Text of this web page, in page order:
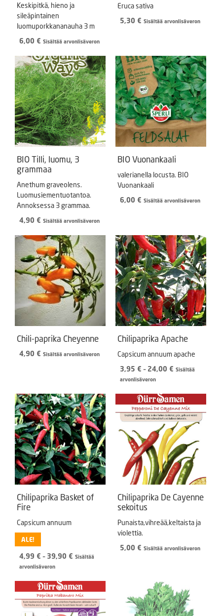
Keskipitkä, hieno ja
sileäpintainen
luomuporkkananauha 3 m
6,00 € Sisältää arvonlisäveron
Eruca sativa
5,30 € Sisältää arvonlisäveron
BIO Tilli, luomu, 3
grammaa
Anethum graveolens.
Luomusiementuotantoa.
Annoksessa 3 grammaa.
4,90 € Sisältää arvonlisäveron
BIO Vuonankaali
valerianella locusta. BIO
Vuonankaali
6,00 € Sisältää arvonlisäveron
Chili-paprika Cheyenne
4,90 € Sisältää arvonlisäveron
Chilipaprika Apache
Capsicum annuum apache
3,95 € – 24,00 € Hintaluokka:
24,00 €
Sisältää
arvonlisäveron
Chilipaprika Basket of
Fire
Capsicum annuum
ALE!
4,99 € – 39,90 € Hintaluokka:
39,90 €
Sisältää
arvonlisäveron
Chilipaprika De Cayenne
sekoitus
Punaista,vihreää,keltaista ja
violettia.
5,00 € Sisältää arvonlisäveron